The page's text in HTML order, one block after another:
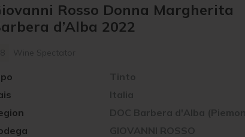
Rosso Donna Margherita
d’Alba 2022
Wine Spectator
Italia
DOC Barbera d'Alba
GIOVANNI ROSSO
Tinto